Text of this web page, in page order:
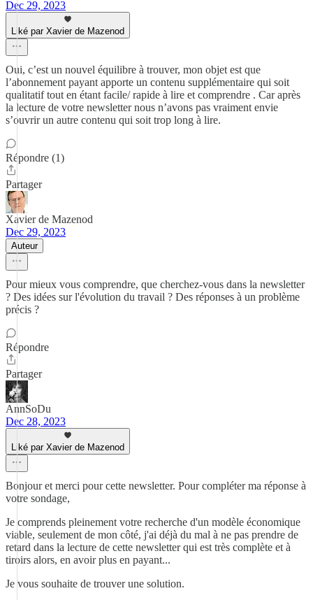
Dec 29, 2023
Liké par Xavier de Mazenod
Oui, c’est un nouvel équilibre à trouver, mon objet est que
l’abonnement payant apporte un contenu supplémentaire qui soit
qualitatif tout en étant facile/ rapide à lire et comprendre . Car après
la lecture de votre newsletter nous n’avons pas vraiment envie
s’ouvrir un autre contenu qui soit trop long à lire.
Répondre (1)
Partager
Xavier de Mazenod
Dec 29, 2023
Auteur
Pour mieux vous comprendre, que cherchez-vous dans la newsletter
? Des idées sur l'évolution du travail ? Des réponses à un problème
précis ?
Répondre
Partager
AnnSoDu
Dec 28, 2023
Liké par Xavier de Mazenod
Bonjour et merci pour cette newsletter. Pour compléter ma réponse à
votre sondage,
Je comprends pleinement votre recherche d'un modèle économique
viable, seulement de mon côté, j'ai déjà du mal à ne pas prendre de
retard dans la lecture de cette newsletter qui est très complète et à
tiroirs alors, en avoir plus en payant...
Je vous souhaite de trouver une solution.